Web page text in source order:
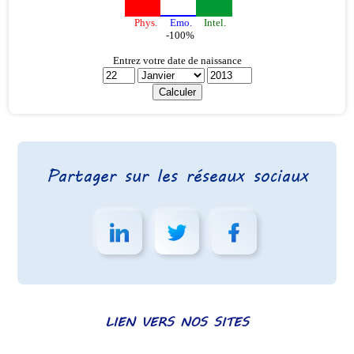
Partager sur les réseaux sociaux
LIEN VERS NOS SITES